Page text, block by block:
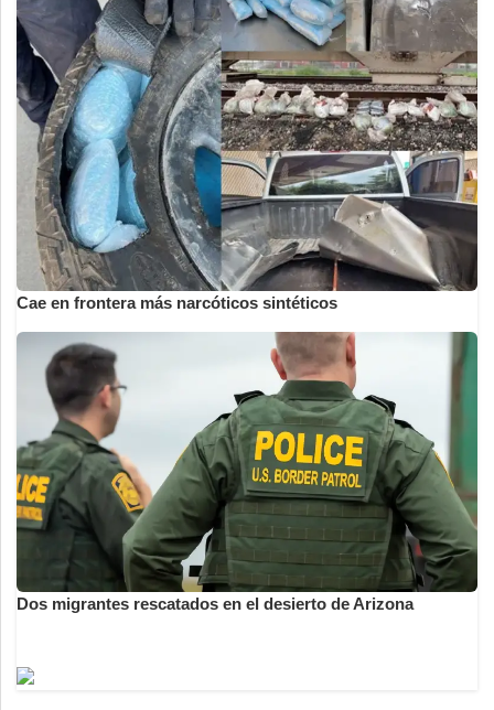
Cae en frontera más narcóticos sintéticos
Dos migrantes rescatados en el desierto de Arizona